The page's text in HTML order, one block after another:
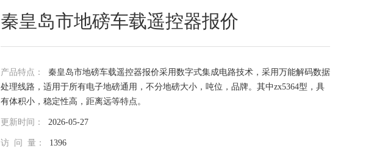
秦皇岛市地磅车载遥控器报价
产品特点： 秦皇岛市地磅车载遥控器报价采用数字式集成电路技术，采用万能解码数据
处理线路，适用于所有电子地磅通用，不分地磅大小，吨位，品牌。其中zx5364型，具
有体积小，稳定性高，距离远等特点。
更新时间： 2026-05-27
访 问 量： 1396